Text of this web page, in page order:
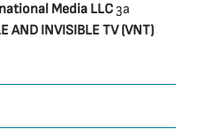
Media LLCза
AND INVISIBLE TV (VNT)